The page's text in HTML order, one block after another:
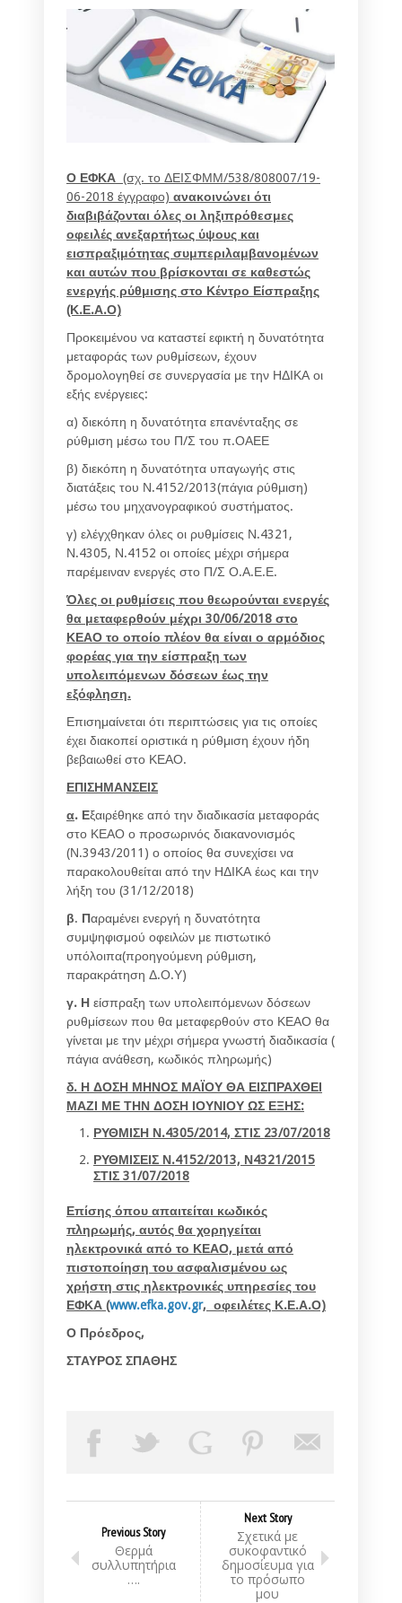
Ο ΕΦΚΑ (σχ. το ΔΕΙΣΦΜΜ/538/808007/19-
06-2018 έγγραφο) ανακοινώνει ότι
διαβιβάζονται όλες οι ληξιπρόθεσμες
οφειλές ανεξαρτήτως ύψους και
εισπραξιμότητας συμπεριλαμβανομένων
και αυτών που βρίσκονται σε καθεστώς
ενεργής ρύθμισης στο Κέντρο Είσπραξης
(Κ.Ε.Α.Ο)
Προκειμένου να καταστεί εφικτή η δυνατότητα
μεταφοράς των ρυθμίσεων, έχουν
δρομολογηθεί σε συνεργασία με την ΗΔΙΚΑ οι
εξής ενέργειες:
α) διεκόπη η δυνατότητα επανένταξης σε
ρύθμιση μέσω του Π/Σ του π.ΟΑΕΕ
β) διεκόπη η δυνατότητα υπαγωγής στις
διατάξεις του Ν.4152/2013(πάγια ρύθμιση)
μέσω του μηχανογραφικού συστήματος.
γ) ελέγχθηκαν όλες οι ρυθμίσεις Ν.4321,
Ν.4305, Ν.4152 οι οποίες μέχρι σήμερα
παρέμειναν ενεργές στο Π/Σ Ο.Α.Ε.Ε.
Όλες οι ρυθμίσεις που θεωρούνται ενεργές
θα μεταφερθούν μέχρι 30/06/2018 στο
ΚΕΑΟ το οποίο πλέον θα είναι ο αρμόδιος
φορέας για την είσπραξη των
υπολειπόμενων δόσεων έως την
εξόφληση.
Επισημαίνεται ότι περιπτώσεις για τις οποίες
έχει διακοπεί οριστικά η ρύθμιση έχουν ήδη
βεβαιωθεί στο ΚΕΑΟ.
ΕΠΙΣΗΜΑΝΣΕΙΣ
α. Εξαιρέθηκε από την διαδικασία μεταφοράς
στο ΚΕΑΟ ο προσωρινός διακανονισμός
(Ν.3943/2011) ο οποίος θα συνεχίσει να
παρακολουθείται από την ΗΔΙΚΑ έως και την
λήξη του (31/12/2018)
β. Παραμένει ενεργή η δυνατότητα
συμψηφισμού οφειλών με πιστωτικό
υπόλοιπα(προηγούμενη ρύθμιση,
παρακράτηση Δ.Ο.Υ)
γ. Η είσπραξη των υπολειπόμενων δόσεων
ρυθμίσεων που θα μεταφερθούν στο ΚΕΑΟ θα
γίνεται με την μέχρι σήμερα γνωστή διαδικασία (
πάγια ανάθεση, κωδικός πληρωμής)
δ. Η ΔΟΣΗ ΜΗΝΟΣ ΜΑΪΟΥ ΘΑ ΕΙΣΠΡΑΧΘΕΙ
ΜΑΖΙ ΜΕ ΤΗΝ ΔΟΣΗ ΙΟΥΝΙΟΥ ΩΣ ΕΞΗΣ:
ΡΥΘΜΙΣΗ Ν.4305/2014, ΣΤΙΣ 23/07/2018
ΡΥΘΜΙΣΕΙΣ Ν.4152/2013, Ν4321/2015
ΣΤΙΣ 31/07/2018
Επίσης όπου απαιτείται κωδικός
πληρωμής, αυτός θα χορηγείται
ηλεκτρονικά από το ΚΕΑΟ, μετά από
πιστοποίηση του ασφαλισμένου ως
χρήστη στις ηλεκτρονικές υπηρεσίες του
ΕΦΚΑ (www.efka.gov.gr, οφειλέτες Κ.Ε.Α.Ο)
Ο Πρόεδρος,
ΣΤΑΥΡΟΣ ΣΠΑΘΗΣ
Previous Story
Θερμά
συλλυπητήρια
….
Next Story
Σχετικά με
συκοφαντικό
δημοσίευμα για
το πρόσωπο
μου